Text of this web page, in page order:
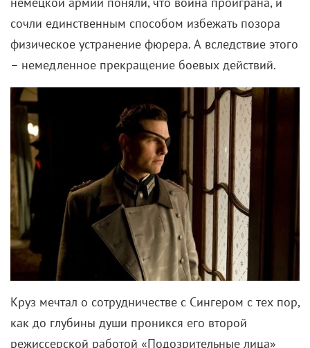
поцарапался об его клюв («Гарри Поттер и узник
Азкабана»). Эх, как бы негодовало зеленое
сообщество от такой истории!
Отдельная тема – распределяющаяШляпа, которая
сама решает, куда отправиться мальчикам и
девочкам, пока те дрожат от ужаса. То есть никакой
свободы выбора.
Отсутствие инклюзии